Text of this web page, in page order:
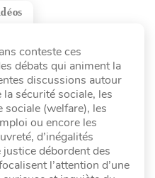
conteste ces
débats qui animent la
discussions autour
sécurité sociale, les
sociale (welfare), les
ou encore les
d’inégalités
débordent des
l’attention d’une